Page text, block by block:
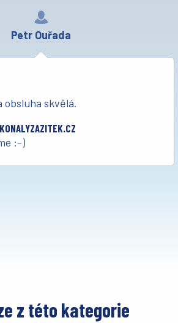
Petr Ouřada
obsluha skvělá.
:-)
z této kategorie